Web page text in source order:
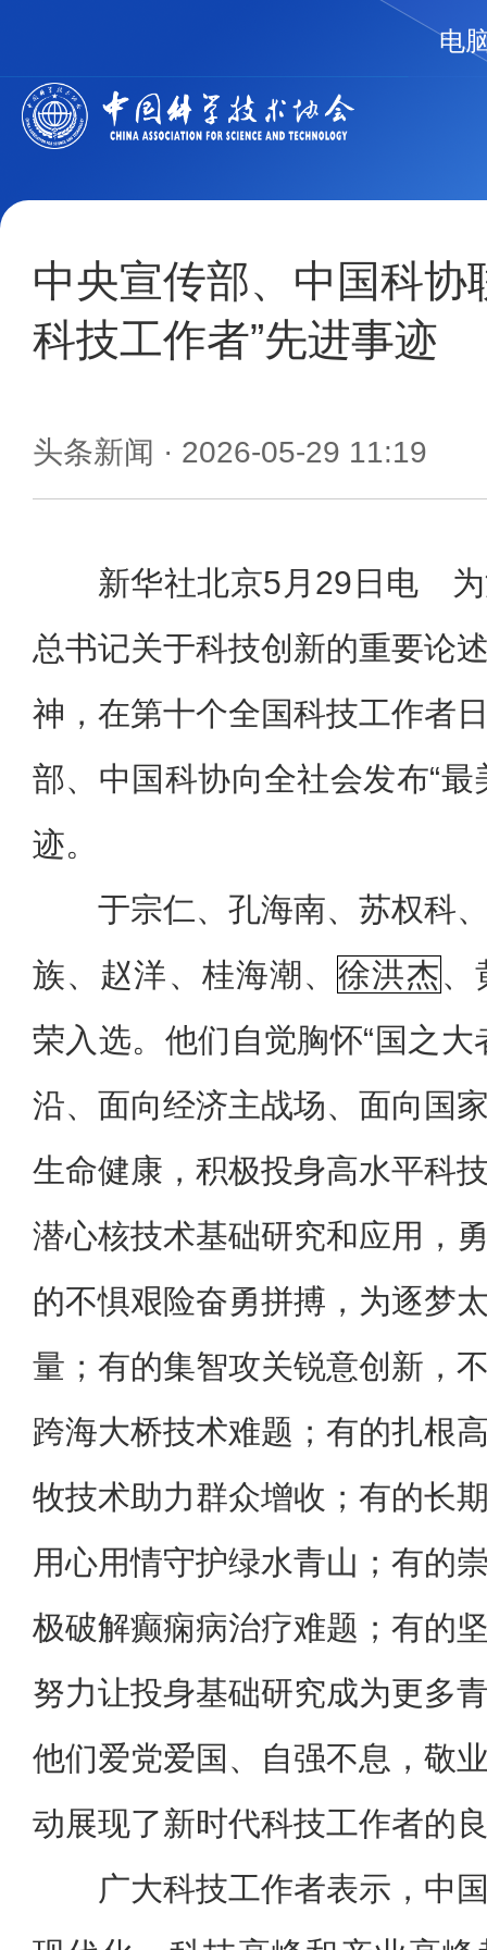
电
中央宣传部、中国科协
科技工作者”先进事迹
头条新闻 · 2026-05-29 11:19
新华社北京5月29日电
总书记关于科技创新的重要论
神，在第十个全国科技工作者
部、中国科协向全社会发布“最
迹。
于宗仁、孔海南、苏权科
族、赵洋、桂海潮、 徐洪杰、
荣入选。他们自觉胸怀“国之大
沿、面向经济主战场、面向国
生命健康，积极投身高水平科
潜心核技术基础研究和应用，
的不惧艰险奋勇拼搏，为逐梦
量；有的集智攻关锐意创新，
跨海大桥技术难题；有的扎根
牧技术助力群众增收；有的长
用心用情守护绿水青山；有的
极破解癫痫病治疗难题；有的
努力让投身基础研究成为更
他们爱党爱国、自强不息，敬
动展现了新时代科技工作者的
广大科技工作者表示，中